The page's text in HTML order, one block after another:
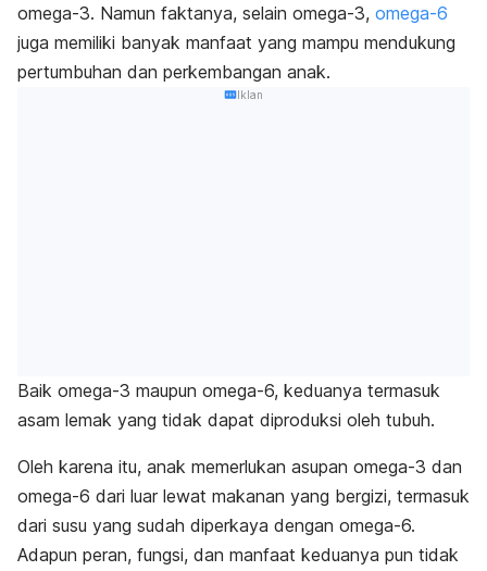
omega-3. Namun faktanya, selain omega-3, omega-6
juga memiliki banyak manfaat yang mampu mendukung
pertumbuhan dan perkembangan anak.
Iklan
Baik omega-3 maupun omega-6, keduanya termasuk
asam lemak yang tidak dapat diproduksi oleh tubuh.
Oleh karena itu, anak memerlukan asupan omega-3 dan
omega-6 dari luar lewat makanan yang bergizi, termasuk
dari susu yang sudah diperkaya dengan omega-6.
Adapun peran, fungsi, dan manfaat keduanya pun tidak